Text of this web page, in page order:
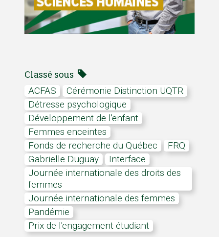
Classé sous
ACFAS
Cérémonie Distinction UQTR
détresse psychologique
développement de l'enfant
femmes enceintes
Fonds de recherche du Québec
FRQ
Gabrielle Duguay
Interface
Journée internationale des droits des
femmes
Journée internationale des femmes
pandémie
Prix de l'engagement étudiant